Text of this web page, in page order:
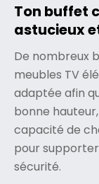
Ton buffet
astucieux
De nombreux
meubles TV
adaptée afin
bonne
capacité de
pour
sécurité.